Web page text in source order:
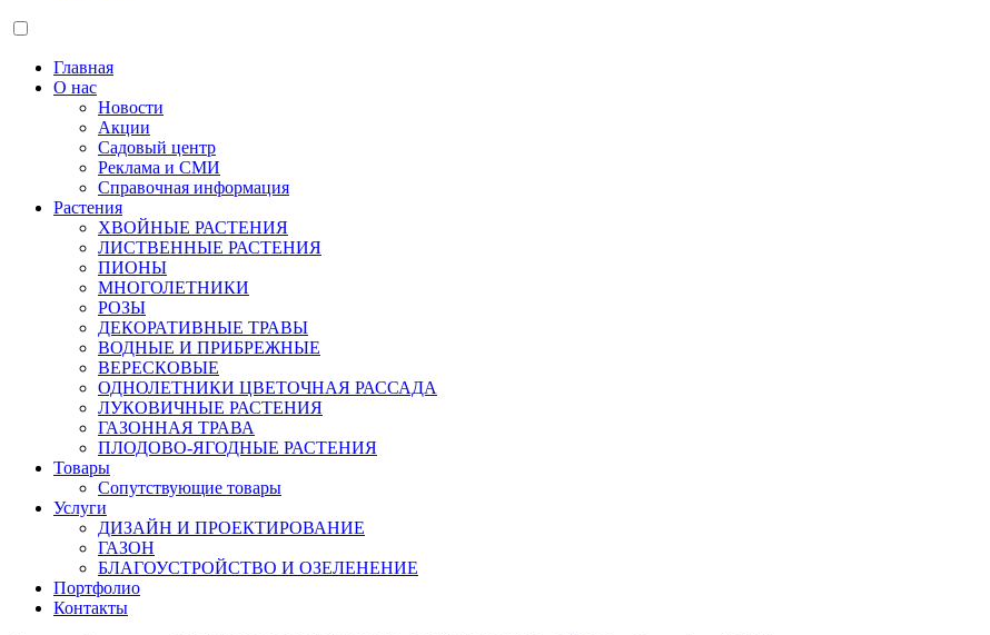
Главная
О нас
Новости
Акции
Садовый центр
Реклама и СМИ
Справочная информация
Растения
ХВОЙНЫЕ РАСТЕНИЯ
ЛИСТВЕННЫЕ РАСТЕНИЯ
ПИОНЫ
МНОГОЛЕТНИКИ
РОЗЫ
ДЕКОРАТИВНЫЕ ТРАВЫ
ВОДНЫЕ И ПРИБРЕЖНЫЕ
ВЕРЕСКОВЫЕ
ОДНОЛЕТНИКИ ЦВЕТОЧНАЯ РАССАДА
ЛУКОВИЧНЫЕ РАСТЕНИЯ
ГАЗОННАЯ ТРАВА
ПЛОДОВО-ЯГОДНЫЕ РАСТЕНИЯ
Товары
Сопутствующие товары
Услуги
ДИЗАЙН И ПРОЕКТИРОВАНИЕ
ГАЗОН
БЛАГОУСТРОЙСТВО И ОЗЕЛЕНЕНИЕ
Портфолио
Контакты